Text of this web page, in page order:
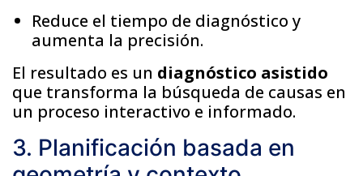
Reduce el tiempo de diagnóstico y
aumenta la precisión.
El resultado es un diagnóstico asistido
que transforma la búsqueda de causas en
un proceso interactivo e informado.
3. Planificación basada en